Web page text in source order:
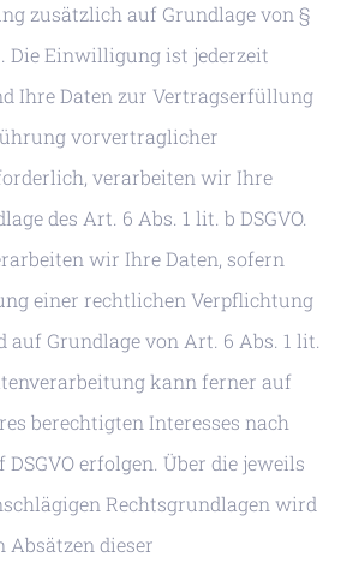
zusätzlich auf Grundlage von §
Die Einwilligung ist jederzeit
Ihre Daten zur Vertragserfüllung
vorvertraglicher
verarbeiten wir Ihre
des Art. 6 Abs. 1 lit. b DSGVO.
wir Ihre Daten, sofern
einer rechtlichen Verpflichtung
auf Grundlage von Art. 6 Abs. 1 lit.
kann ferner auf
berechtigten Interesses nach
erfolgen. Über die jeweils
Rechtsgrundlagen wird
Absätzen dieser